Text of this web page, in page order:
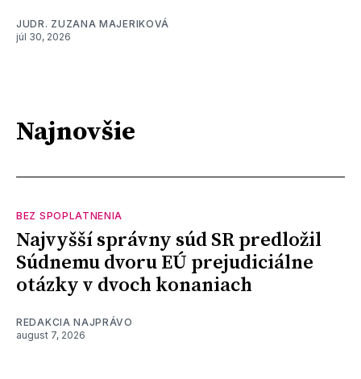
JUDR. ZUZANA MAJERIKOVÁ
júl 30, 2026
Najnovšie
BEZ SPOPLATNENIA
Najvyšší správny súd SR predložil
Súdnemu dvoru EÚ prejudiciálne
otázky v dvoch konaniach
REDAKCIA NAJPRÁVO
august 7, 2026